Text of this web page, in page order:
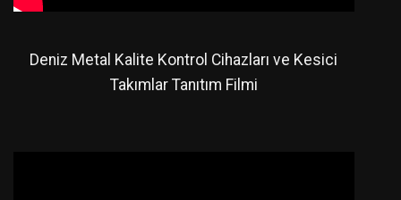
Deniz Metal Kalite Kontrol Cihazları ve Kesici
Takımlar Tanıtım Filmi